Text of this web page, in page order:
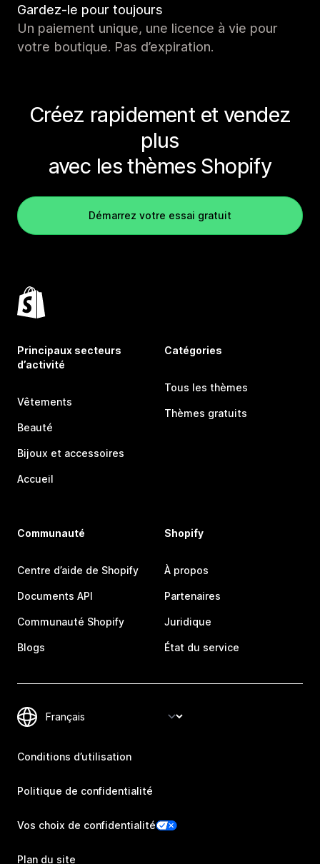
Gardez-le pour toujours
Un paiement unique, une licence à vie pour
votre boutique. Pas d’expiration.
Créez rapidement et vendez
plus
avec les thèmes Shopify
Démarrez votre essai gratuit
Principaux secteurs
d’activité
Vêtements
Beauté
Bijoux et accessoires
Accueil
Catégories
Tous les thèmes
Thèmes gratuits
Communauté
Centre d’aide de Shopify
Documents API
Communauté Shopify
Blogs
Shopify
À propos
Partenaires
Juridique
État du service
Conditions d’utilisation
Politique de confidentialité
Vos choix de confidentialité
Plan du site